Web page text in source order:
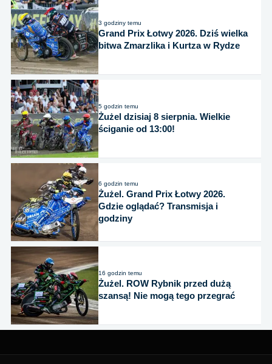
3 godziny temu
Grand Prix Łotwy 2026. Dziś wielka
bitwa Zmarzlika i Kurtza w Rydze
5 godzin temu
Żużel dzisiaj 8 sierpnia. Wielkie
ściganie od 13:00!
6 godzin temu
Żużel. Grand Prix Łotwy 2026.
Gdzie oglądać? Transmisja i
godziny
16 godzin temu
Żużel. ROW Rybnik przed dużą
szansą! Nie mogą tego przegrać